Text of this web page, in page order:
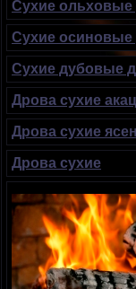
Сухие ольховые
Сухие осиновые
Сухие дубовые
Дрова сухие
Дрова сухие
Дрова сухие